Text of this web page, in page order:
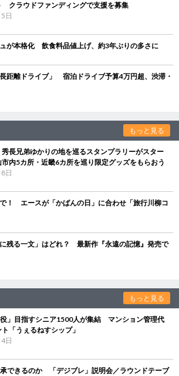
クラウドファンディングで支援を募集
日
ュが本格化 飲食料品値上げ、約3年ぶりの多さに
距離ドライブ」 宿泊ドライブ予算4万円超、渋滞・
もっと見る
長兄弟ゆかりの地を巡るスタンプラリーがスター
内5カ所・近畿6カ所を巡り限定グッズをもらおう
日
！ エースが「かばんの日」に合わせ「旅行川柳コ
残る一文」はどれ？ 最新作『永遠の記憶』発売で
もっと見る
役」目指すシニア1500人が集結 マンション管理代
「うぇるねすシップ」
日
できるのか 「デジブレ」説明会／ラウンドテーブ